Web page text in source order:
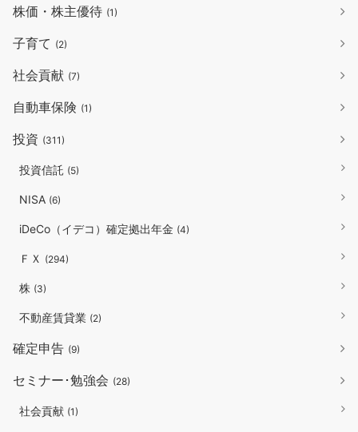
株価・株主優待 (1)
子育て (2)
社会貢献 (7)
自動車保険 (1)
投資 (311)
投資信託 (5)
NISA (6)
iDeCo（イデコ）確定拠出年金 (4)
ＦＸ (294)
株 (3)
不動産賃貸業 (2)
確定申告 (9)
セミナー･勉強会 (28)
社会貢献 (1)